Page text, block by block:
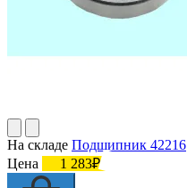
На складе Подшипник 42216
Цена
1 283₽